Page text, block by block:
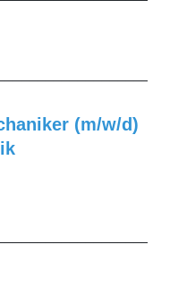
(m/w/d)